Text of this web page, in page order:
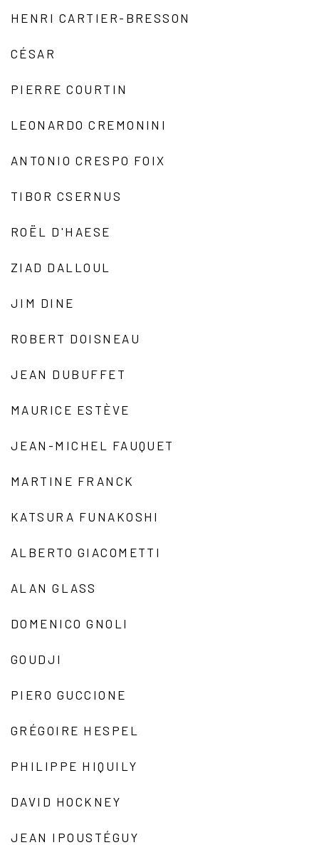
HENRI CARTIER-BRESSON
CÉSAR
PIERRE COURTIN
LEONARDO CREMONINI
ANTONIO CRESPO FOIX
TIBOR CSERNUS
ROËL D'HAESE
ZIAD DALLOUL
JIM DINE
ROBERT DOISNEAU
JEAN DUBUFFET
MAURICE ESTÈVE
JEAN-MICHEL FAUQUET
MARTINE FRANCK
KATSURA FUNAKOSHI
ALBERTO GIACOMETTI
ALAN GLASS
DOMENICO GNOLI
GOUDJI
PIERO GUCCIONE
GRÉGOIRE HESPEL
PHILIPPE HIQUILY
DAVID HOCKNEY
JEAN IPOUSTÉGUY